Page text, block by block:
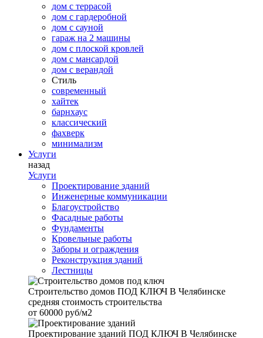
дом с террасой
дом с гардеробной
дом с сауной
гараж на 2 машины
дом с плоской кровлей
дом с мансардой
дом с верандой
Стиль
современный
хайтек
барнхаус
классический
фахверк
минимализм
Услуги
назад
Услуги
Проектирование зданий
Инженерные коммуникации
Благоустройство
Фасадные работы
Фундаменты
Кровельные работы
Заборы и ограждения
Реконструкция зданий
Лестницы
Строительство домов ПОД КЛЮЧ В Челябинске
средняя стоимость строительства
от 60000 руб/м2
Проектирование зданий ПОД КЛЮЧ В Челябинске